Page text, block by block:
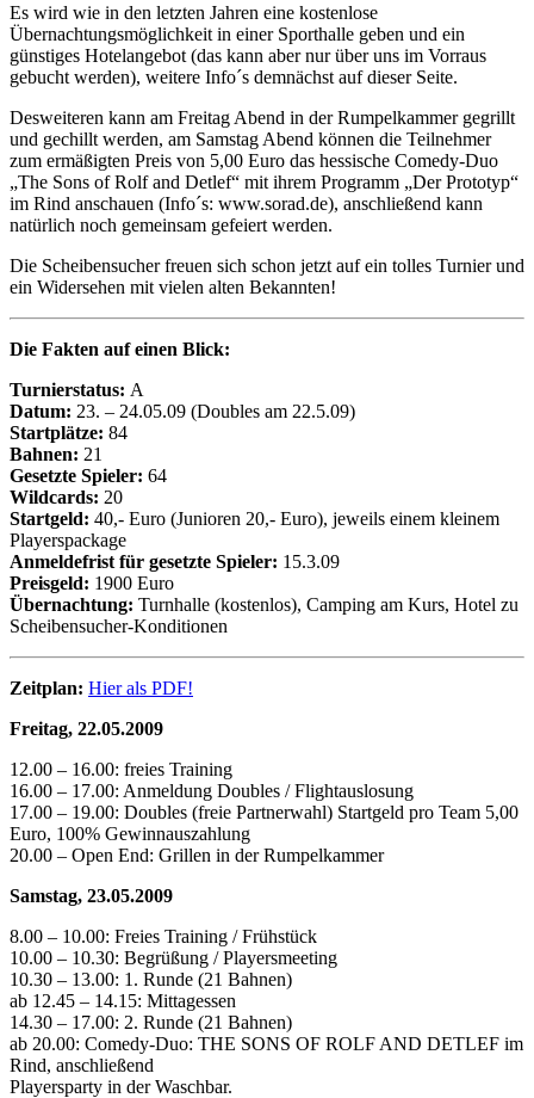
Es wird wie in den letzten Jahren eine kostenlose
Übernachtungsmöglichkeit in einer Sporthalle geben und ein
günstiges Hotelangebot (das kann aber nur über uns im Vorraus
gebucht werden), weitere Info´s demnächst auf dieser Seite.
Desweiteren kann am Freitag Abend in der Rumpelkammer gegrillt
und gechillt werden, am Samstag Abend können die Teilnehmer
zum ermäßigten Preis von 5,00 Euro das hessische Comedy-Duo
„The Sons of Rolf and Detlef“ mit ihrem Programm „Der Prototyp“
im Rind anschauen (Info´s: www.sorad.de), anschließend kann
natürlich noch gemeinsam gefeiert werden.
Die Scheibensucher freuen sich schon jetzt auf ein tolles Turnier und
ein Widersehen mit vielen alten Bekannten!
Die Fakten auf einen Blick:
Turnierstatus: A
Datum: 23. – 24.05.09 (Doubles am 22.5.09)
Startplätze: 84
Bahnen: 21
Gesetzte Spieler: 64
Wildcards: 20
Startgeld: 40,- Euro (Junioren 20,- Euro), jeweils einem kleinem
Playerspackage
Anmeldefrist für gesetzte Spieler: 15.3.09
Preisgeld: 1900 Euro
Übernachtung: Turnhalle (kostenlos), Camping am Kurs, Hotel zu
Scheibensucher-Konditionen
Zeitplan: Hier als PDF!
Freitag, 22.05.2009
12.00 – 16.00: freies Training
16.00 – 17.00: Anmeldung Doubles / Flightauslosung
17.00 – 19.00: Doubles (freie Partnerwahl) Startgeld pro Team 5,00
Euro, 100% Gewinnauszahlung
20.00 – Open End: Grillen in der Rumpelkammer
Samstag, 23.05.2009
8.00 – 10.00: Freies Training / Frühstück
10.00 – 10.30: Begrüßung / Playersmeeting
10.30 – 13.00: 1. Runde (21 Bahnen)
ab 12.45 – 14.15: Mittagessen
14.30 – 17.00: 2. Runde (21 Bahnen)
ab 20.00: Comedy-Duo: THE SONS OF ROLF AND DETLEF im
Rind, anschließend
Playersparty in der Waschbar.